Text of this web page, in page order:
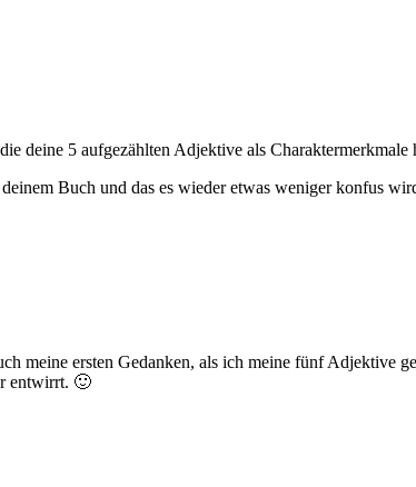
deine 5 aufgezählten Adjektive als
Buch und das es wieder etwas weniger konfus
meine ersten Gedanken, als ich meine fünf Adjektive
entwirrt. 🙂